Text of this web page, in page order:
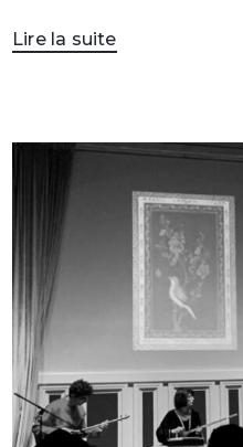
Lire la suite